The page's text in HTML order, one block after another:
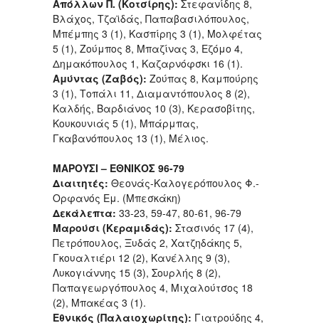
Απόλλων Π. (Κοτσίρης): Στεφανίδης 8,
Βλάχος, Τζαϊδάς, Παπαβασιλόπουλος,
Μπέμπης 3 (1), Κασπίρης 3 (1), Μολφέτας
5 (1), Ζούμπος 8, Μπαζίνας 3, Εζόμο 4,
Δημακόπουλος 1, Καζαρνόφσκι 16 (1).
Αμύντας (Ζαβός): Ζούπας 8, Καμπούρης
3 (1), Τοπάλι 11, Διαμαντόπουλος 8 (2),
Καλδής, Βαρδιάνος 10 (3), Κερασοβίτης,
Κουκουνιάς 5 (1), Μπάρμπας,
Γκαβανόπουλος 13 (1), Μέλιος.
ΜΑΡΟΥΣΙ – ΕΘΝΙΚΟΣ 96-79
Διαιτητές: Θεονάς-Καλογερόπουλος Φ.-
Ορφανός Εμ. (Μπεσκάκη)
Δεκάλεπτα: 33-23, 59-47, 80-61, 96-79
Μαρούσι (Κεραμιδάς): Στασινός 17 (4),
Πετρόπουλος, Ξυδάς 2, Χατζηδάκης 5,
Γκουαλτιέρι 12 (2), Κανέλλης 9 (3),
Λυκογιάννης 15 (3), Σουρλής 8 (2),
Παπαγεωργόπουλος 4, Μιχαλούτσος 18
(2), Μπακέας 3 (1).
Εθνικός (Παλαιοχωρίτης): Γιατρούδης 4,